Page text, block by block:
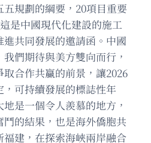
規劃的綱要，20項目重要
是中國現代化建設的施工
共同發展的邀請函。中國
們期待與美方雙向而行，
合作共贏的前景，讓2026
可持續發展的標誌性年
是一個令人羨慕的地方，
的結果，也是海外僑胞共
建，在探索海峽兩岸融合